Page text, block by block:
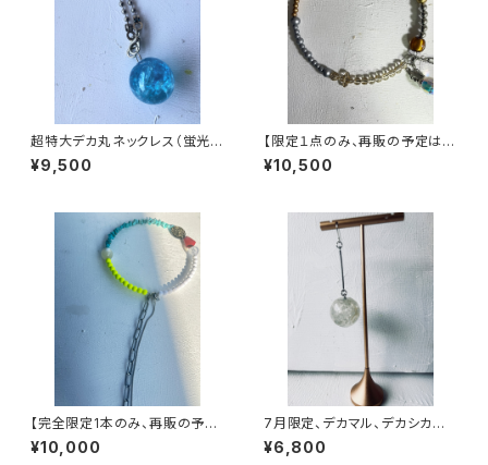
超特大デカ丸ネックレス（蛍光ブ
ルー）
¥9,500
【限定１点のみ、再販の予定はあ
りません】ヴィンテージパーツで
作った丸型3wayネックレス【3
¥10,500
【完全限定1本のみ、再販の予定
はありません】ヴィンテージパー
ツで作った丸型3wayネックレス
¥10,000
7月限定、デカマル、デカシカク
ピアス 【クリアバブルピアス】
【SACHIKO】
¥6,800